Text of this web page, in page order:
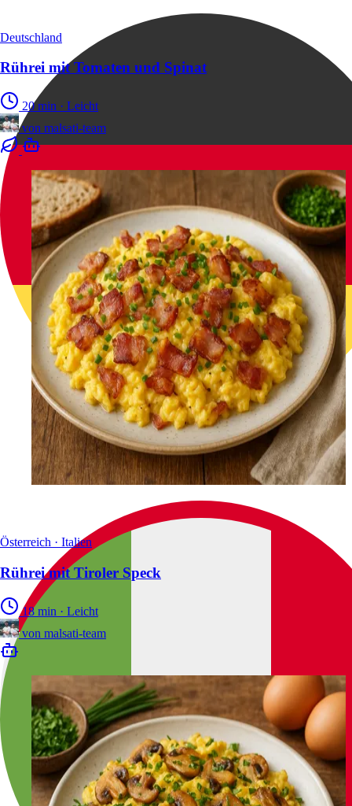
Deutschland
Rührei mit Tomaten und Spinat
20 min · Leicht
von malsati-team
Österreich · Italien
Rührei mit Tiroler Speck
18 min · Leicht
von malsati-team